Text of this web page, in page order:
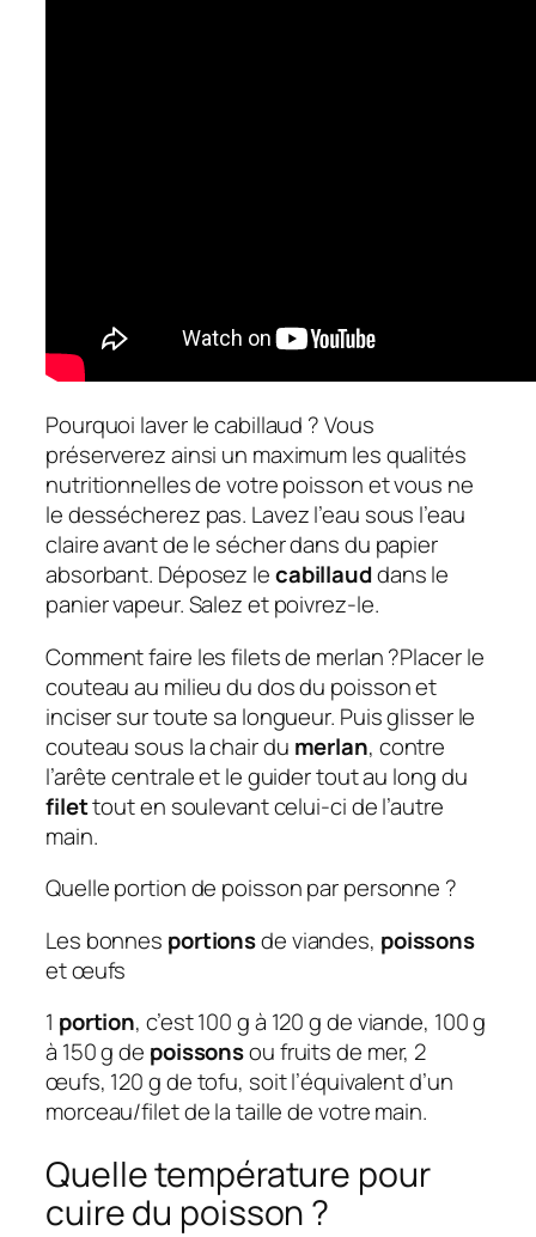
Pourquoi laver le cabillaud ? Vous
préserverez ainsi un maximum les qualités
nutritionnelles de votre poisson et vous ne
le dessécherez pas. Lavez l’eau sous l’eau
claire avant de le sécher dans du papier
absorbant. Déposez lecabillauddans le
panier vapeur. Salez et poivrez-le.
Comment faire les filets de merlan ?Placer le
couteau au milieu du dos du poisson et
inciser sur toute sa longueur. Puis glisser le
couteau sous la chair du merlan, contre
l’arête centrale et le guider tout au long du
filettout en soulevant celui-ci de l’autre
main.
Quelle portion de poisson par personne ?
Les bonnes portionsde viandes, poissons
et œufs
1 portion, c’est 100 g à 120 g de viande, 100 g
à 150 g de poissonsou fruits de mer, 2
œufs, 120 g de tofu, soit l’équivalent d’un
morceau/filet de la taille de votre main.
Quelle température pour
cuire du poisson ?